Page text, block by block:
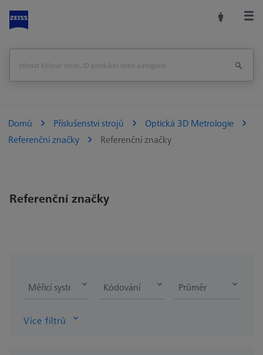
Domů Příslušenství strojů
Optická 3D Metrologie
Referenční značky
Referenční značky
Referenční značky
Měřicí systém Kódování Průměr
Více filtrů